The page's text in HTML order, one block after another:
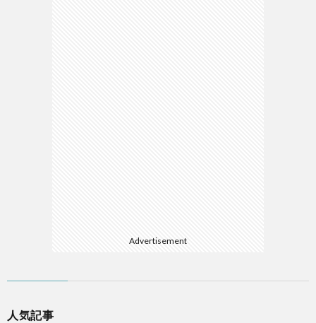
Advertisement
人気記事